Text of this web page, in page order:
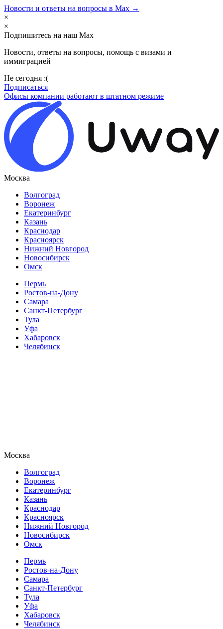
Новости и ответы на вопросы в Max →
×
×
Подпишитесь на наш Max
Новости, ответы на вопросы, помощь с визами и
иммиграцией
Не сегодня :(
Подписаться
Офисы компании работают в штатном режиме
Москва
Волгоград
Воронеж
Екатеринбург
Казань
Краснодар
Красноярск
Нижний Новгород
Новосибирск
Омск
Пермь
Ростов-на-Дону
Самара
Санкт-Петербург
Тула
Уфа
Хабаровск
Челябинск
Москва
Волгоград
Воронеж
Екатеринбург
Казань
Краснодар
Красноярск
Нижний Новгород
Новосибирск
Омск
Пермь
Ростов-на-Дону
Самара
Санкт-Петербург
Тула
Уфа
Хабаровск
Челябинск